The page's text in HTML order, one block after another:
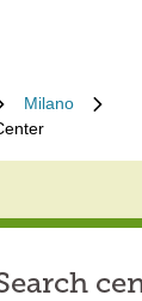
Milano